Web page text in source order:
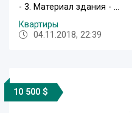
- 3. Материал здания - ...
Квартиры
04.11.2018, 22:39
10 500 $